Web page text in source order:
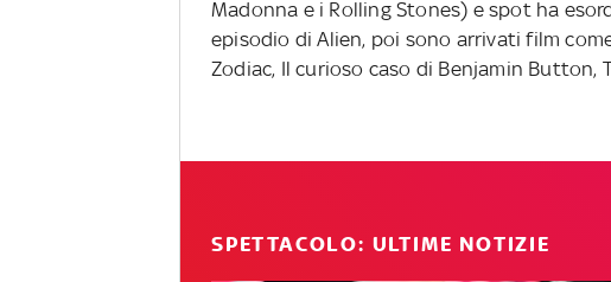
Madonna e i Rolling Stones) e spot ha
episodio di Alien, poi sono arrivati film
Zodiac, Il curioso caso di Benjamin Button,
SPETTACOLO: ULTIME NOTIZIE